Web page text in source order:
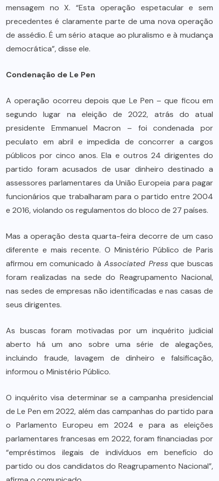
mensagem no X. “Esta operação espetacular e sem
precedentes é claramente parte de uma nova operação
de assédio. É um sério ataque ao pluralismo e à mudança
democrática”, disse ele.
Condenação de Le Pen
A operação ocorreu depois que Le Pen – que ficou em
segundo lugar na eleição de 2022, atrás do atual
presidente Emmanuel Macron – foi condenada por
peculato em abril e impedida de concorrer a cargos
públicos por cinco anos. Ela e outros 24 dirigentes do
partido foram acusados de usar dinheiro destinado a
assessores parlamentares da União Europeia para pagar
funcionários que trabalharam para o partido entre 2004
e 2016, violando os regulamentos do bloco de 27 países.
Mas a operação desta quarta-feira decorre de um caso
diferente e mais recente. O Ministério Público de Paris
afirmou em comunicado à Associated Pressque buscas
foram realizadas na sede do Reagrupamento Nacional,
nas sedes de empresas não identificadas e nas casas de
seus dirigentes.
As buscas foram motivadas por um inquérito judicial
aberto há um ano sobre uma série de alegações,
incluindo fraude, lavagem de dinheiro e falsificação,
informou o Ministério Público.
O inquérito visa determinar se a campanha presidencial
de Le Pen em 2022, além das campanhas do partido para
o Parlamento Europeu em 2024 e para as eleições
parlamentares francesas em 2022, foram financiadas por
“empréstimos ilegais de indivíduos em benefício do
partido ou dos candidatos do Reagrupamento Nacional”,